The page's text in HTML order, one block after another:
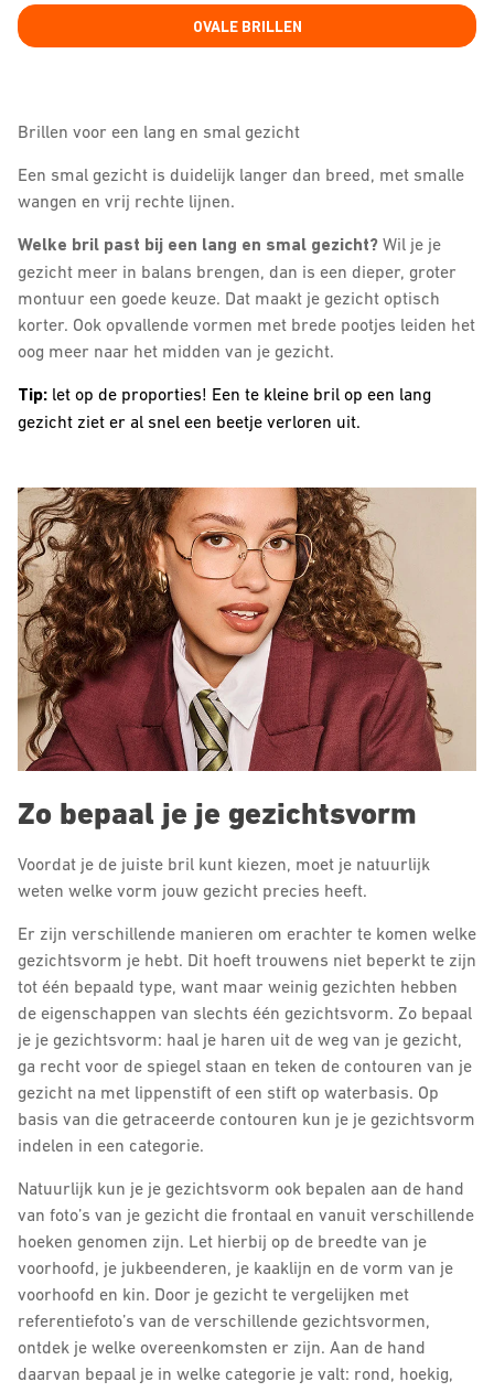
OVALE BRILLEN
Brillen voor een lang en smal gezicht
Een smal gezicht is duidelijk langer dan breed, met smalle
wangen en vrij rechte lijnen.
Welke bril past bij een lang en smal gezicht? Wil je je
gezicht meer in balans brengen, dan is een dieper, groter
montuur een goede keuze. Dat maakt je gezicht optisch
korter. Ook opvallende vormen met brede pootjes leiden het
oog meer naar het midden van je gezicht.
Tip: let op de proporties! Een te kleine bril op een lang
gezicht ziet er al snel een beetje verloren uit.
Zo bepaal je je gezichtsvorm
Voordat je de juiste bril kunt kiezen, moet je natuurlijk
weten welke vorm jouw gezicht precies heeft.
Er zijn verschillende manieren om erachter te komen welke
gezichtsvorm je hebt. Dit hoeft trouwens niet beperkt te zijn
tot één bepaald type, want maar weinig gezichten hebben
de eigenschappen van slechts één gezichtsvorm. Zo bepaal
je je gezichtsvorm: haal je haren uit de weg van je gezicht,
ga recht voor de spiegel staan en teken de contouren van je
gezicht na met lippenstift of een stift op waterbasis. Op
basis van die getraceerde contouren kun je je gezichtsvorm
indelen in een categorie.
Natuurlijk kun je je gezichtsvorm ook bepalen aan de hand
van foto’s van je gezicht die frontaal en vanuit verschillende
hoeken genomen zijn. Let hierbij op de breedte van je
voorhoofd, je jukbeenderen, je kaaklijn en de vorm van je
voorhoofd en kin. Door je gezicht te vergelijken met
referentiefoto’s van de verschillende gezichtsvormen,
ontdek je welke overeenkomsten er zijn. Aan de hand
daarvan bepaal je in welke categorie je valt: rond, hoekig,